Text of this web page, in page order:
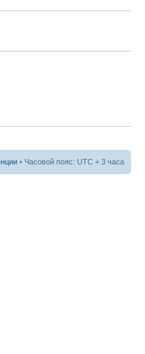
• Часовой пояс: UTC + 3 часа